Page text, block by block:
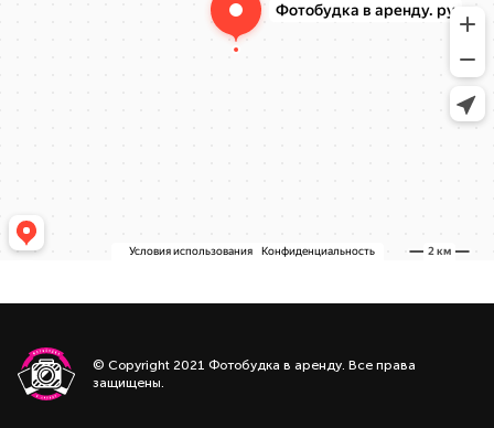
© Copyright 2021 Фотобудка в аренду. Все права
защищены.